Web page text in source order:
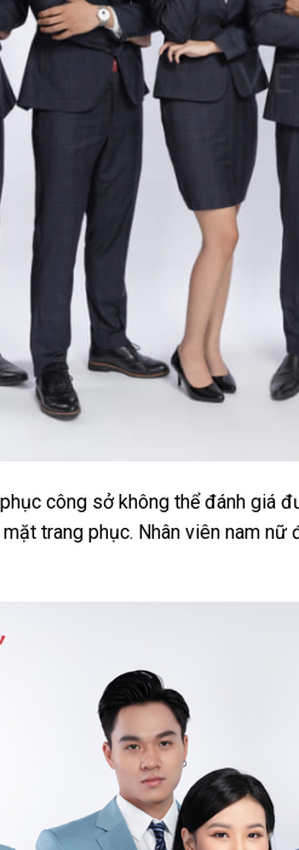
công sở không thể đánh giá
trang phục. Nhân viên nam